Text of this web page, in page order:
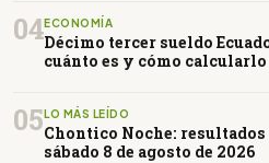
04ECONOMÍA
Décimo tercer sueldo
cuánto es y cómo calcularlo
05LO MÁS LEÍDO
Chontico Noche:
sábado 8 de agosto de 2026